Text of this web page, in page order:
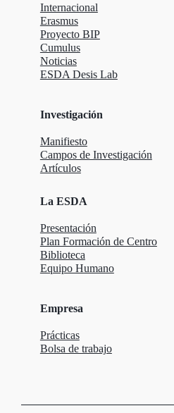
Internacional
Erasmus
Proyecto BIP
Cumulus
Noticias
ESDA Desis Lab
Investigación
Manifiesto
Campos de Investigación
Artículos
La ESDA
Presentación
Plan Formación de Centro
Biblioteca
Equipo Humano
Empresa
Prácticas
Bolsa de trabajo